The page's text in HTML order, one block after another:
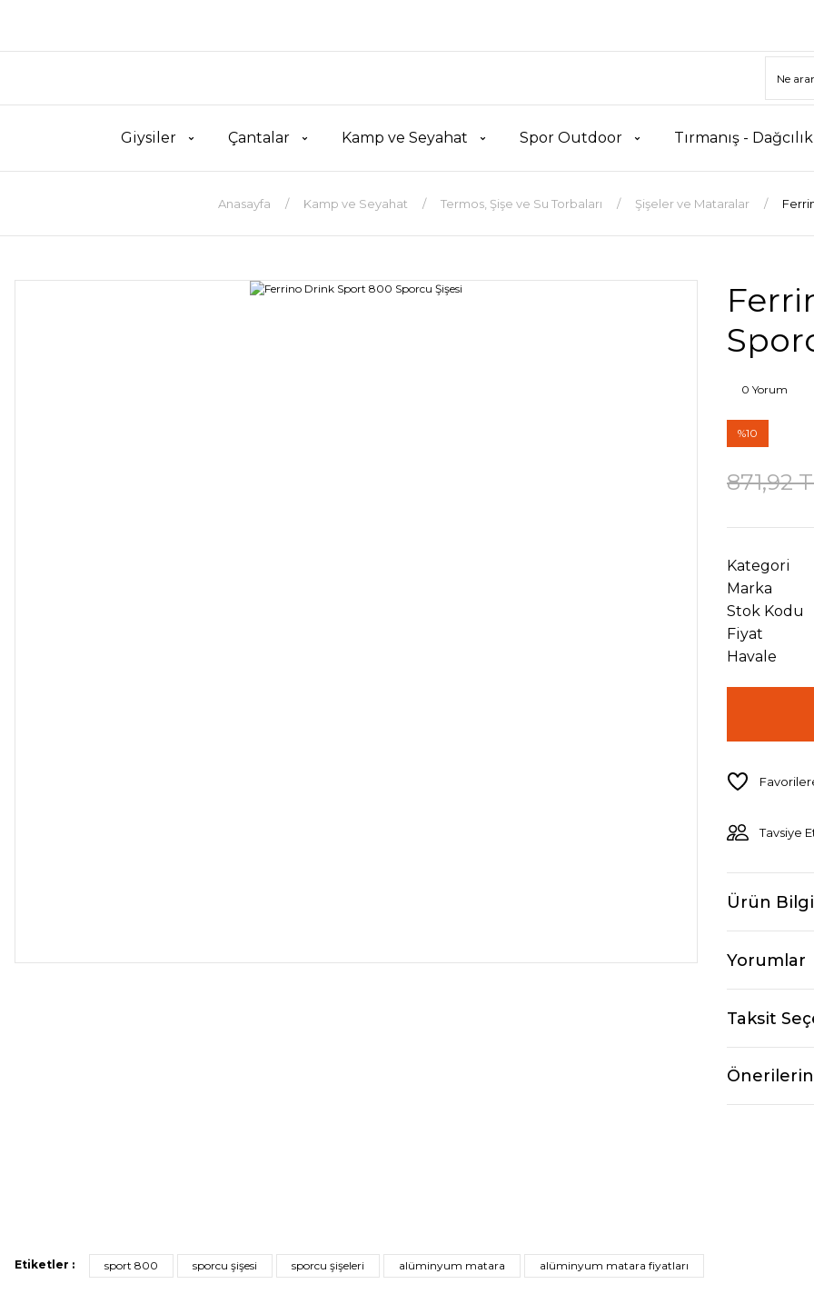
Giysiler Çantalar Kamp ve Seyahat Spor Outdoor Tırmanış -
Anasayfa Kamp ve Seyahat Termos, Şişe ve Su Torbaları Şişeler ve Mataralar
0 Yorum
%10
871,92
Kategori
Marka
Stok Kodu
Fiyat
Havale
Tavsiye
Ürün
Yorumlar
Taksit
Etiketler : sport 800 sporcu şişesi sporcu şişeleri alüminyum matara alüminyum matara fiyatları